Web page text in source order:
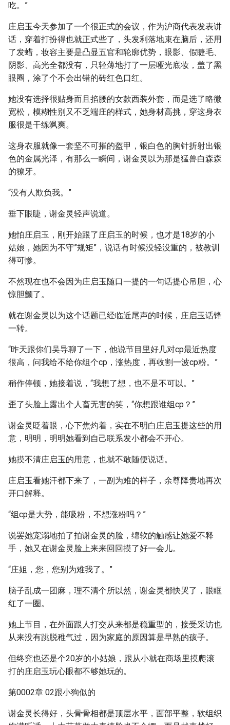
吃。”
庄启玉今天参加了一个很正式的会议，作为沪商代表发表讲
话，穿着打扮得也就正式些了，头发利落地束在脑后，还用
了发蜡，妆容主要是凸显五官和轮廓优势，眼影、假睫毛、
阴影、高光全都没有，只轻薄地打了一层哑光底妆，盖了黑
眼圈，涂了个不会出错的砖红色口红。
她没有选择很贴身而且掐腰的女款西装外套，而是选了略微
宽松，模糊性别又不乏端庄的样式，她身材高挑，穿这身衣
服很是干练飒爽。
这身衣服就像一套坚不可摧的盔甲，银白色的胸针折射出银
色的金属光泽，有那么一瞬间，谢金灵以为那是猛兽白森森
的獠牙。
“没有人欺负我。”
垂下眼睫，谢金灵轻声说道。
她怕庄启玉，刚开始跟了庄启玉的时候，也才是18岁的小
姑娘，她因为不守”规矩”，说话有时候没轻没重的，被教训
得可惨。
不然现在也不会因为庄启玉随口一提的一句话提心吊胆，心
惊胆颤了。
就在谢金灵以为这个话题已经临近尾声的时候，庄启玉话锋
一转。
“昨天跟你们吴导聊了一下，他说节目里好几对cp最近热度
很高，问我给不给你组个cp，涨热度，再收割一波cp粉。”
稍作停顿，她接着说，“我想了想，也不是不可以。”
歪了头脸上露出个人畜无害的笑，“你想跟谁组cp？”
谢金灵眨着眼，心下焦灼着，实在不明白庄启玉提这些的用
意，明明，明明她看到自己联系发小都会不开心。
她摸不清庄启玉的用意，也就不敢随便说话。
庄启玉看她汗都下来了，一副为难的样子，余尊降贵地再次
开口解释。
“组cp是大势，能吸粉，不想涨粉吗？”
说罢她宠溺地拍了拍谢金灵的脸，绵软的触感让她爱不释
手，她又在谢金灵脸上来来回回摸了好一会儿。
“庄姐，您，您别为难我了。”
脑子乱成一团麻，理不清个所以然，谢金灵都快哭了，眼眶
红了一圈。
她上节目，在外面跟人打交从来都是稳重型的，接受采访也
从来没有跳脱稚气过，因为家庭的原因算是早熟的孩子。
但终究也还是个20岁的小姑娘，跟从小就在商场里摸爬滚
打的庄启玉玩心眼都不够她玩的。
第0002章 02跟小狗似的
谢金灵长得好，头骨骨相都是顶层水平，面部平整，软组织